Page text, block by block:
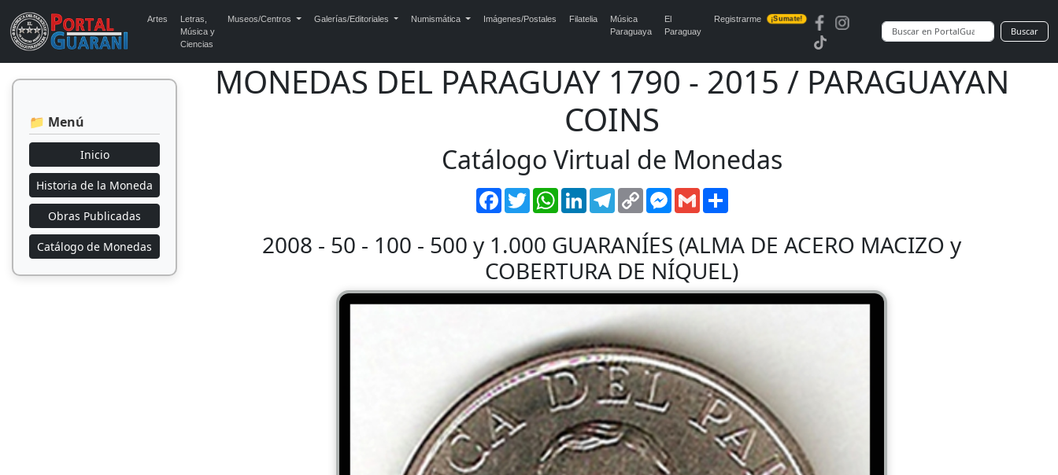
Artes
Letras,
Música y
Ciencias
Museos/Centros Galerías/Editoriales Numismática Imágenes/Postales Filatelia
Música
Paraguaya
El
Paraguay
Registrarme ¡Sumate!
Buscar
📁 Menú
Inicio
Historia de la Moneda
Obras Publicadas
Catálogo de Monedas
MONEDAS DEL PARAGUAY 1790 - 2015 / PARAGUAYAN
COINS
Catálogo Virtual de Monedas
Facebook
TwitterWhatsApp
LinkedInTelegram
Copy
Link
Messenger
Gmail
2008 - 50 - 100 - 500 y 1.000 GUARANÍES (ALMA DE ACERO MACIZO y
COBERTURA DE NÍQUEL)